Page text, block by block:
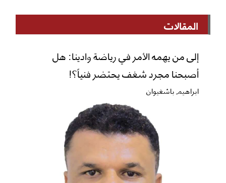
المقالات
إلى من يهمه الأمر في رياضة وادينا: هل
أصبحنا مجرد شغف يحتضر فنياً؟!
ابراهيم باشغيوان